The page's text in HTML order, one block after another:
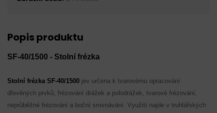
Popis produktu
SF-40/1500 - Stolní frézka
Stolní frézka SF-40/1500 jev určena k tvarovému opracování
dřevěných prvků, frézování drážek a polodrážek, tvarové frézování,
neprůběžné frézování a boční srovnávání. Využití najde v truhlářských